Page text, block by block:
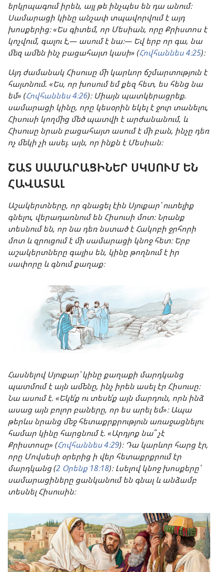
երկրպագում իրեն, այլ թե ինչպես են դա անում։
Սամարացի կինը անչափ տպավորվում է այդ
խոսքերից։ «Ես գիտեմ, որ Մեսիան, որը Քրիստոս է
կոչվում, գալու է,— ասում է նա։— Եվ երբ որ գա, նա
մեզ ամեն ինչ բացահայտ կասի» (Հովհաննես 4։25)։
Այդ ժամանակ Հիսուսը մի կարևոր ճշմարտություն է
հայտնում. «Ես, որ խոսում եմ քեզ հետ, ես հենց նա
եմ» (Հովհաննես 4։26)։ Միայն պատկերացրեք.
սամարացի կինը, որը կեսօրին եկել է ջուր տանելու,
Հիսուսի կողմից մեծ պատվի է արժանանում, և
Հիսուսը նրան բացահայտ ասում է մի բան, ինչը դեռ
ոչ մեկի չի ասել. այն, որ ինքն է Մեսիան։
ՇԱՏ ՍԱՄԱՐԱՑԻՆԵՐ ՍԿՍՈՒՄ ԵՆ
ՀԱՎԱՏԱԼ
Աշակերտները, որ գնացել էին Սյուքար՝ ուտելիք
գնելու, վերադառնում են Հիսուսի մոտ։ Նրանք
տեսնում են, որ նա դեռ նստած է Հակոբի ջրհորի
մոտ և զրուցում է մի սամարացի կնոջ հետ։ Երբ
աշակերտները գալիս են, կինը թողնում է իր
սափորը և գնում քաղաք։
Հասնելով Սյուքար՝ կինը քաղաքի մարդկանց
պատմում է այն ամենը, ինչ իրեն ասել էր Հիսուսը։
Նա ասում է. «Եկե՛ք ու տեսե՛ք այն մարդուն, որն ինձ
ասաց այն բոլոր բաները, որ ես արել եմ»։ Ապա
թերևս նրանց մեջ հետաքրքրություն առաջացնելու
համար կինը հարցնում է. «Արդյոք նա՞ չէ
Քրիստոսը» (Հովհաննես 4։29)։ Դա կարևոր հարց էր,
որը Մովսեսի օրերից ի վեր հետաքրքրում էր
մարդկանց (2 Օրենք 18։18)։ Լսելով կնոջ խոսքերը՝
սամարացիները ցանկանում են գնալ և անձամբ
տեսնել Հիսուսին։